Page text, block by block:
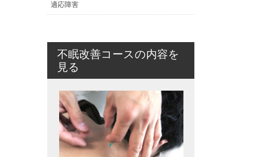
適応障害
不眠改善コースの内容を
見る